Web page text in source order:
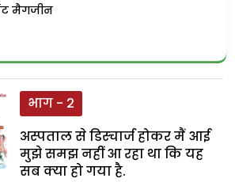
मैगजीन
भाग - 2
अस्पताल से डिस्चार्ज होकर मैं आई
मुझे समझ नहीं आ रहा था कि यह
सब क्या हो गया है.